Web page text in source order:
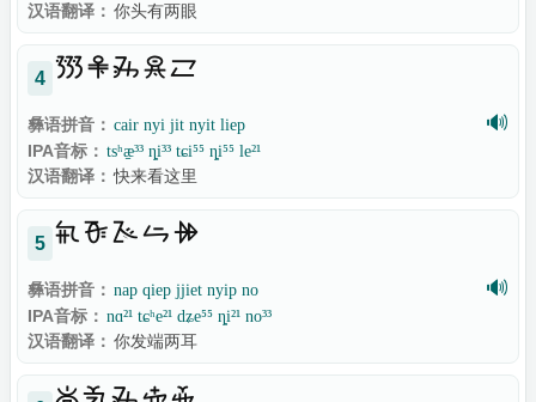
汉语翻译： 你头有两眼
4 
彝语拼音： cair nyi jit nyit liep 🔊
IPA音标： tsʰæ̠³³ ȵi³³ tɕi⁵⁵ ȵi⁵⁵ le²¹
汉语翻译： 快来看这里
5 
彝语拼音： nap qiep jjiet nyip no 🔊
IPA音标： nɑ²¹ tɕʰe²¹ dʑe⁵⁵ ȵi²¹ no³³
汉语翻译： 你发端两耳